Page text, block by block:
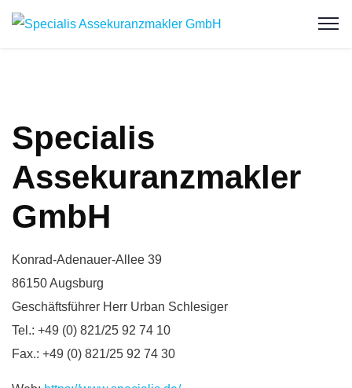
Specialis
Assekuranzmakler
GmbH
Konrad-Adenauer-Allee 39
86150 Augsburg
Geschäftsführer Herr Urban Schlesiger
Tel.: +49 (0) 821/25 92 74 10
Fax.: +49 (0) 821/25 92 74 30